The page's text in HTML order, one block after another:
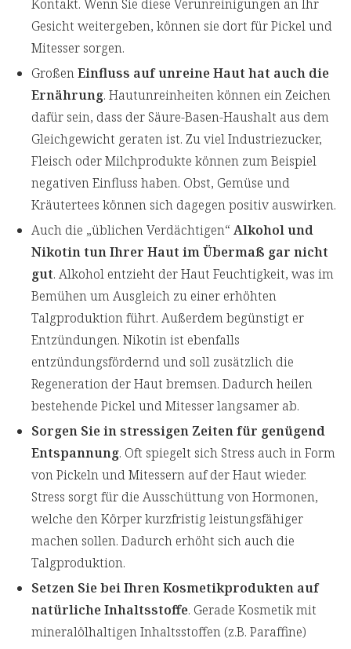
Kontakt. Wenn Sie diese Verunreinigungen an Ihr
Gesicht weitergeben, können sie dort für Pickel und
Mitesser sorgen.
GroßenEinfluss auf unreine Haut hat auch die
Ernährung. Hautunreinheiten können ein Zeichen
dafür sein, dass der Säure-Basen-Haushalt aus dem
Gleichgewicht geraten ist. Zu viel Industriezucker,
Fleisch oder Milchprodukte können zum Beispiel
negativen Einfluss haben. Obst, Gemüse und
Kräutertees können sich dagegen positiv auswirken.
Auch die „üblichen Verdächtigen“ Alkohol und
Nikotin tun Ihrer Haut im Übermaß gar nicht
gut. Alkohol entzieht der Haut Feuchtigkeit, was im
Bemühen um Ausgleich zu einer erhöhten
Talgproduktion führt. Außerdem begünstigt er
Entzündungen. Nikotin ist ebenfalls
entzündungsfördernd und soll zusätzlich die
Regeneration der Haut bremsen. Dadurch heilen
bestehende Pickel und Mitesser langsamer ab.
Sorgen Sie in stressigen Zeiten für genügend
Entspannung. Oft spiegelt sich Stress auch in Form
von Pickeln und Mitessern auf der Haut wieder.
Stress sorgt für die Ausschüttung von Hormonen,
welche den Körper kurzfristig leistungsfähiger
machen sollen. Dadurch erhöht sich auch die
Talgproduktion.
Setzen Sie bei Ihren Kosmetikprodukten auf
natürliche Inhaltsstoffe. Gerade Kosmetik mit
mineralölhaltigen Inhaltsstoffen (z.B. Paraffine)